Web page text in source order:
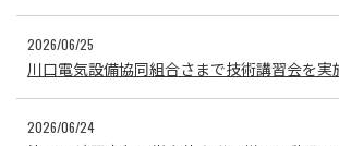
2026/06/25
川口電気設備協同組合さまで技術講習会を実
2026/06/24